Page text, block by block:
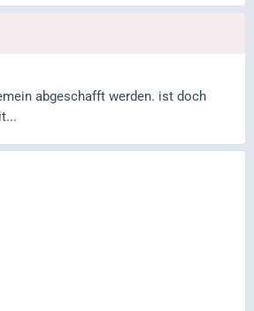
abgeschafft werden. ist doch